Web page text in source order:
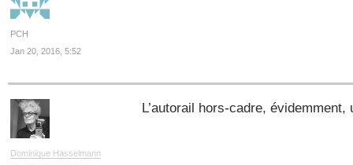
PCH
Jan 20, 2016, 5:52
Dominique Hasselmann
L’autorail hors-cadre, évidemment,